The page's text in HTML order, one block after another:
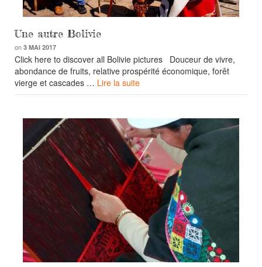
Une autre Bolivie
on 3 MAI 2017
Click here to discover all Bolivie pictures Douceur de vivre,
abondance de fruits, relative prospérité économique, forêt
vierge et cascades … Lire la suite